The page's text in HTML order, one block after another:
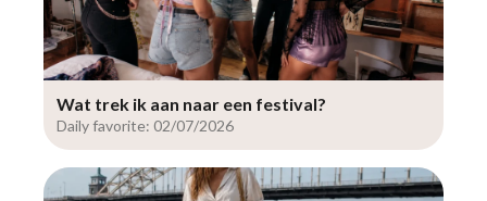
Wat trek ik aan naar een festival?
Daily favorite: 02/07/2026